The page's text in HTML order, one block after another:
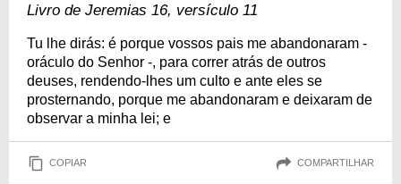
Livro de Jeremias 16, versículo 11
Tu lhe dirás: é porque vossos pais me abandonaram -
oráculo do Senhor -, para correr atrás de outros
deuses, rendendo-lhes um culto e ante eles se
prosternando, porque me abandonaram e deixaram de
observar a minha lei; e
COPIAR COMPARTILHAR